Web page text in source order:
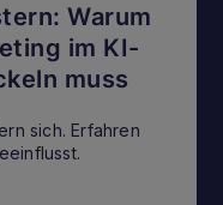
Warum
im KI-
muss
sich. Erfahren